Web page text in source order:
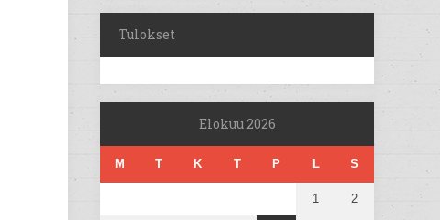
Tulokset
Elokuu 2026
M T K T P L S
1 2